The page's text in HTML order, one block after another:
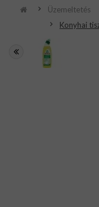
Üzemeltetés
Konyhai